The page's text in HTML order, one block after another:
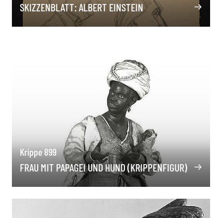
SKIZZENBLATT: ALBERT EINSTEIN
Krippe 899
FRAU MIT PAPAGEI UND HUND (KRIPPENFIGUR)